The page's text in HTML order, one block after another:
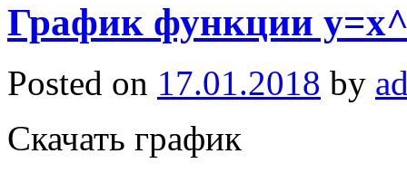
График функции
Posted on 17.01.2018 by
Скачать график